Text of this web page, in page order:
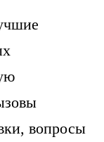
вопросы